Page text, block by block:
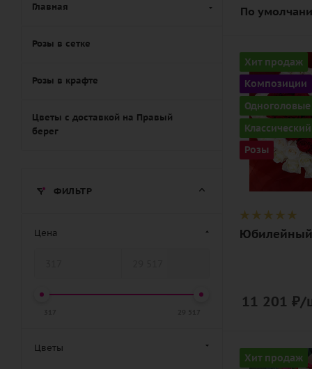
По
Хит продаж
Композиции
Одноголовые
Классический
Розы
Количество
65
Цвет
красно-
Описание
роза, лента,
Юбилейный
11 201 ₽/
Хит продаж
Количество
Главная
Розы в сетке
Розы в крафте
Цветы с доставкой на Правый
берег
ФИЛЬТР
Цена
Цветы